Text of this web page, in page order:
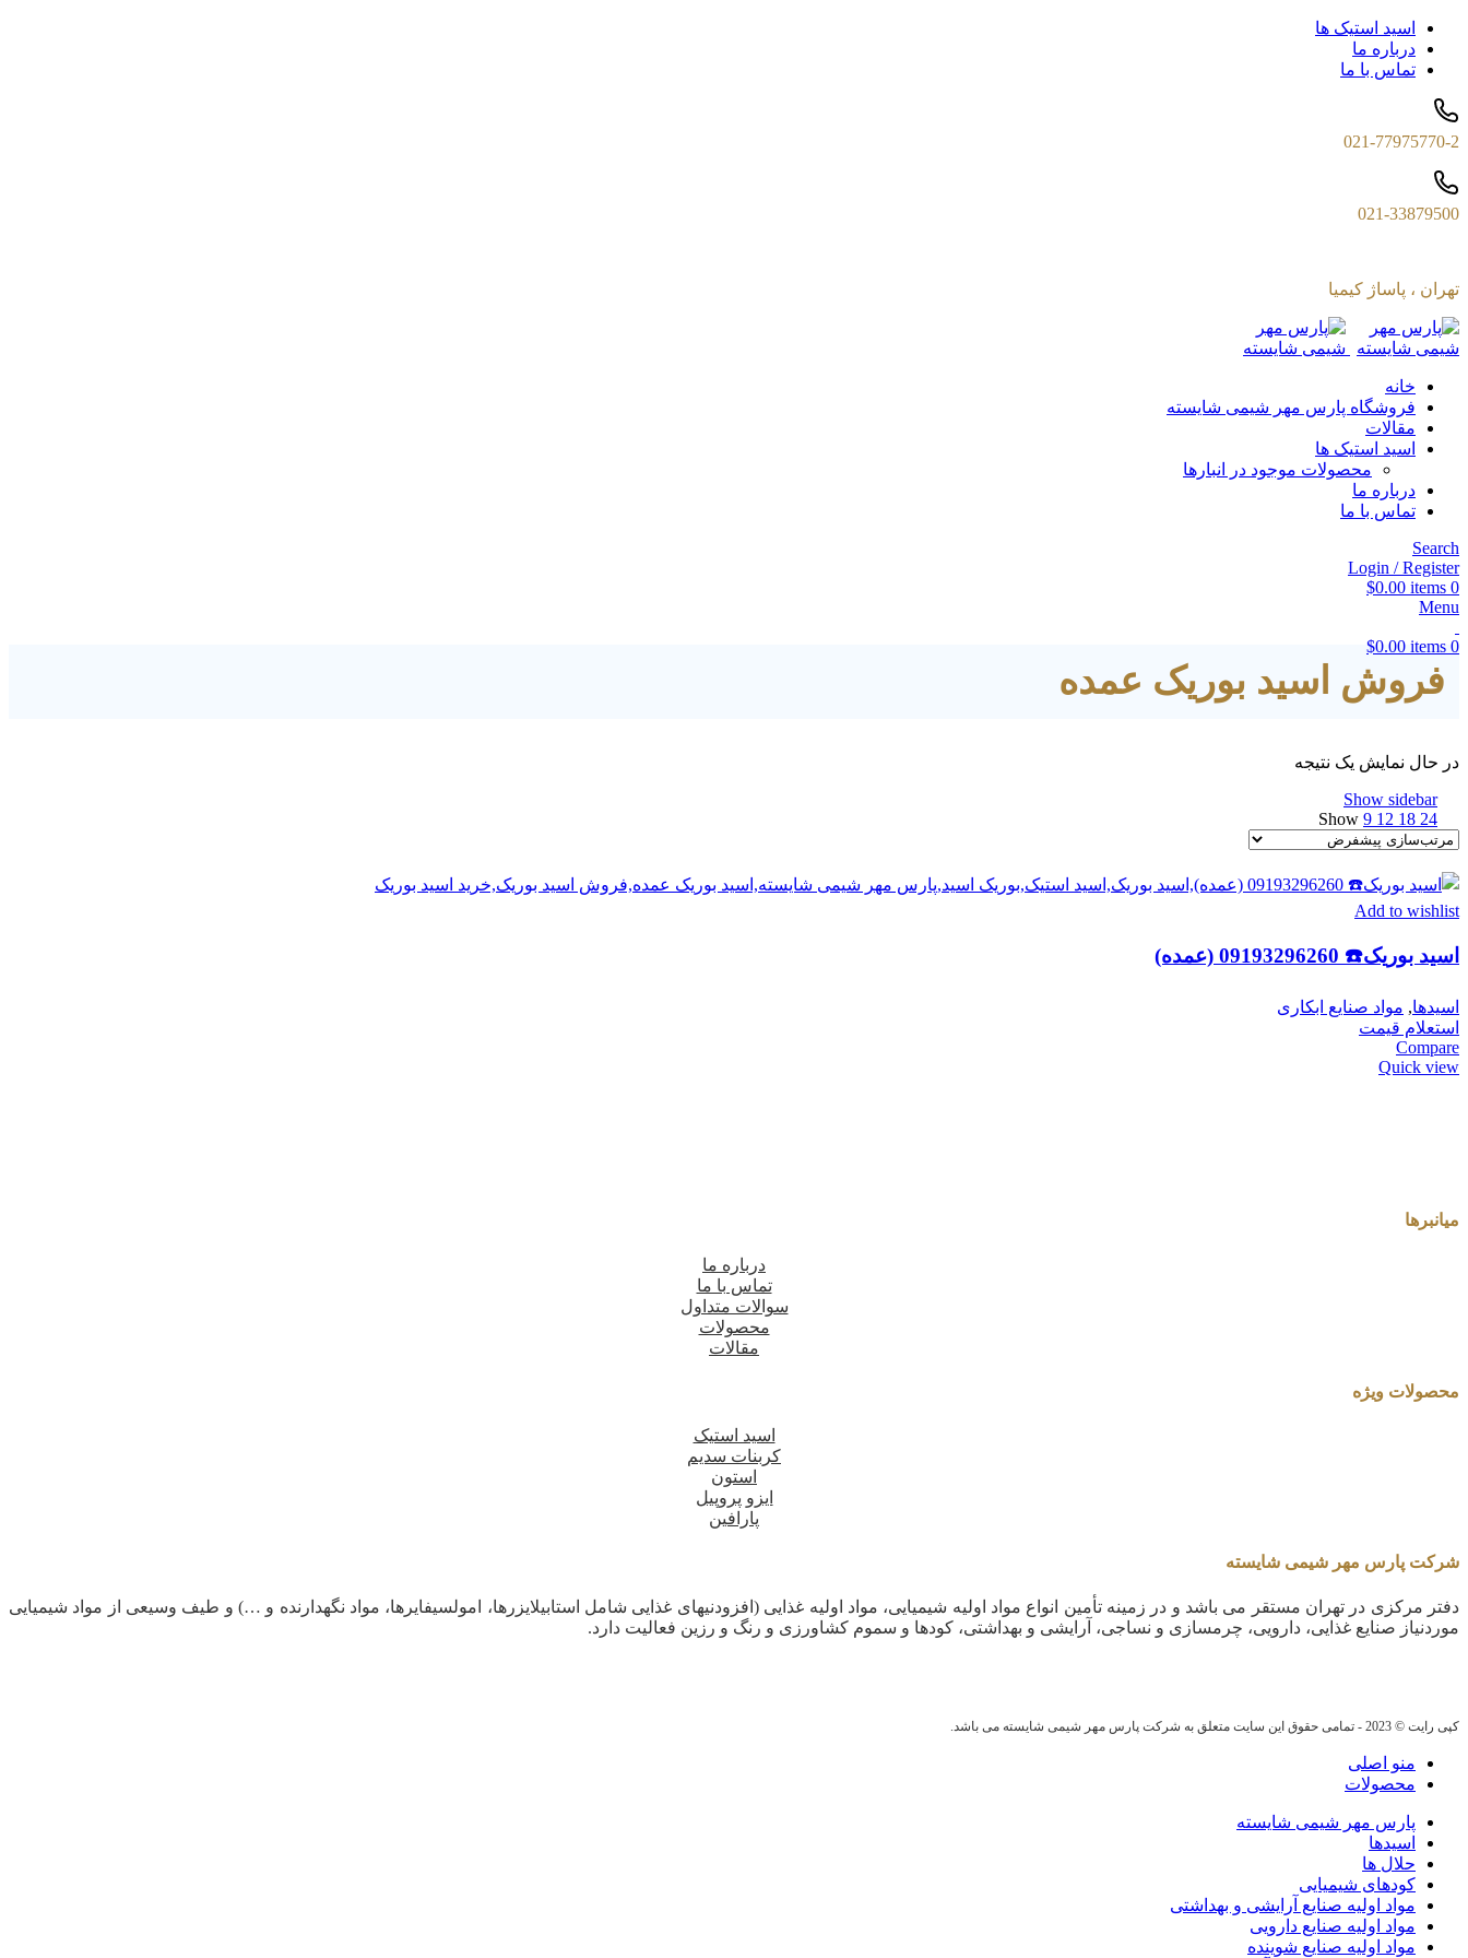
اسید استیک ها
درباره ما
تماس با ما
021-77975770-2
021-33879500
تهران ، پاساژ کیمیا
خانه
فروشگاه پارس مهر شیمی شایسته
مقالات
اسید استیک ها
محصولات موجود در انبارها
درباره ما
تماس با ما
Search
Login / Register
0
items
$0.00
Menu
0
items
$0.00
فروش اسید بوریک عمده
در حال نمایش یک نتیجه
Show sidebar
Show 9 12 18 24
Add to wishlist
اسید بوریک☎️ 09193296260 (عمده)
اسیدها, مواد صنایع ابکاری
استعلام قیمت
Compare
Quick view
میانبرها
درباره ما
تماس با ما
سوالات متداول
محصولات
مقالات
محصولات ویژه
اسید استیک
کربنات سدیم
استون
ایزو پروپیل
پارافین
شرکت پارس مهر شیمی شایسته
دفتر مرکزی در تهران مستقر می باشد و در زمینه تأمین انواع مواد اولیه شیمیایی، مواد اولیه غذایی (افزودنیهای غذایی شامل استابیلایزرها، امولسیفایرها، مواد نگهدارنده و …) و طیف وسیعی از مواد شیمیایی
موردنیاز صنایع غذایی، دارویی، چرمسازی و نساجی، آرایشی و بهداشتی، کودها و سموم کشاورزی و رنگ و رزین فعالیت دارد.
کپی رایت © 2023 - تمامی حقوق این سایت متعلق به شرکت پارس مهر شیمی شایسته می باشد.
منو اصلی
محصولات
پارس مهر شیمی شایسته
اسیدها
حلال ها
کودهای شیمیایی
مواد اولیه صنایع آرایشی و بهداشتی
مواد اولیه صنایع دارویی
مواد اولیه صنایع شوینده